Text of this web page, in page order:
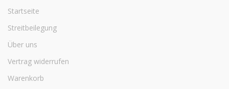
Startseite
Streitbeilegung
Über uns
Vertrag widerrufen
Warenkorb